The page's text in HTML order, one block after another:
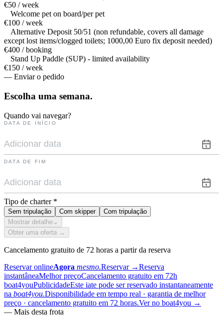
€50 / week
Welcome pet on board/per pet
€100 / week
Alternative Deposit 50/51 (non refundable, covers all damage
except lost items/clogged toilets; 1000,00 Euro fix deposit needed)
€400 / booking
Stand Up Paddle (SUP) - limited availability
€150 / week
— Enviar o pedido
Escolha uma semana.
Quando vai navegar?
DATA DE INÍCIO
DATA DE FIM
Tipo de charter *
Sem tripulação Com skipper
Com tripulação
Mostrar detalhe ⌄
Obter uma oferta →
Cancelamento gratuito de 72 horas a partir da reserva
Reservar onlineAgora mesmo.Reservar →Reserva
instantâneaMelhor preçoCancelamento gratuito em 72h
boat4youPublicidadeEste iate pode ser reservado instantaneamente
na boat4you.Disponibilidade em tempo real · garantia de melhor
preço · cancelamento gratuito em 72 horas.Ver no boat4you →
— Mais desta frota